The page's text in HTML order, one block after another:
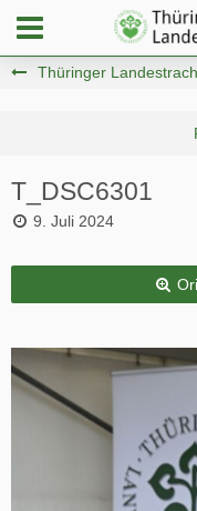
Thüringer
T_DSC6301
9. Juli 2024